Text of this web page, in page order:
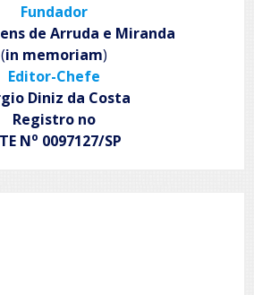
Fundador
de Arruda e Miranda
(in memoriam)
Editor-Chefe
Diniz da Costa
Registro no
No 0097127/SP